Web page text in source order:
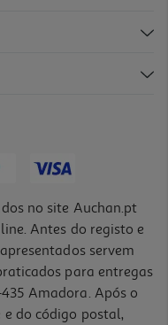
no site Auchan.pt
Antes do registo e
servem
para entregas
Amadora. Após o
do código postal,